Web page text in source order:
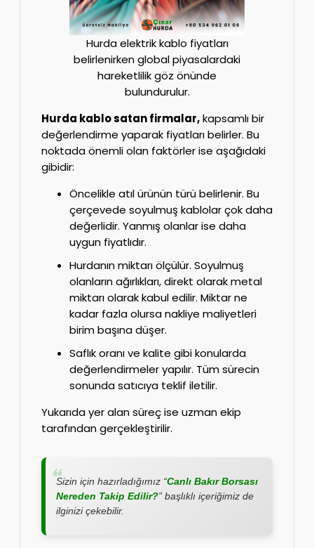
Hurda elektrik kablo fiyatları
belirlenirken global piyasalardaki
hareketlilik göz önünde
bulundurulur.
Hurda kablo satan firmalar,kapsamlı bir
değerlendirme yaparak fiyatları belirler. Bu
noktada önemli olan faktörler ise aşağıdaki
gibidir:
Öncelikle atıl ürünün türü belirlenir. Bu
çerçevede soyulmuş kablolar çok daha
değerlidir. Yanmış olanlar ise daha
uygun fiyatlıdır.
Hurdanın miktarı ölçülür. Soyulmuş
olanların ağırlıkları, direkt olarak metal
miktarı olarak kabul edilir. Miktar ne
kadar fazla olursa nakliye maliyetleri
birim başına düşer.
Saflık oranı ve kalite gibi konularda
değerlendirmeler yapılır. Tüm sürecin
sonunda satıcıya teklif iletilir.
Yukarıda yer alan süreç ise uzman ekip
tarafından gerçekleştirilir.
Sizin için hazırladığımız “Canlı Bakır Borsası
Nereden Takip Edilir?” başlıklı içeriğimiz de
ilginizi çekebilir.